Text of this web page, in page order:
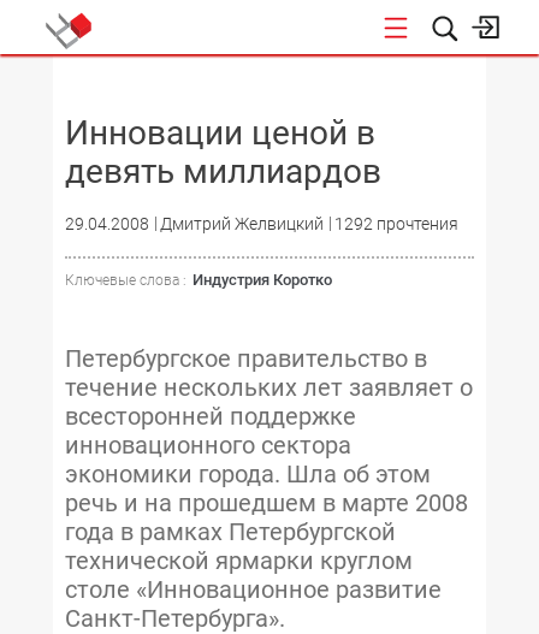
Инновации ценой в
девять миллиардов
29.04.2008 Дмитрий Желвицкий 1292 прочтения
Ключевые слова : Индустрия Коротко
Петербургское правительство в
течение нескольких лет заявляет о
всесторонней поддержке
инновационного сектора
экономики города. Шла об этом
речь и на прошедшем в марте 2008
года в рамках Петербургской
технической ярмарки круглом
столе «Инновационное развитие
Санкт-Петербурга».